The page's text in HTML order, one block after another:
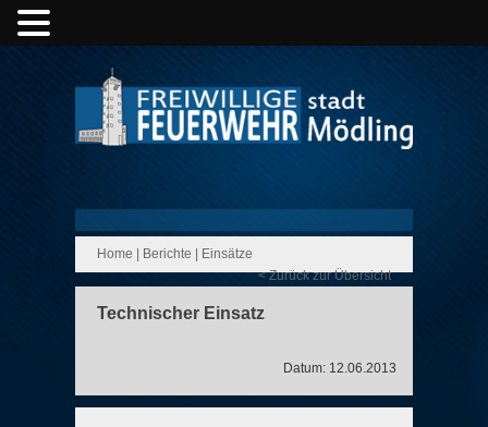
Home Berichte
Einsätze
< Zurück zur Übersicht
Technischer Einsatz
Datum: 12.06.2013